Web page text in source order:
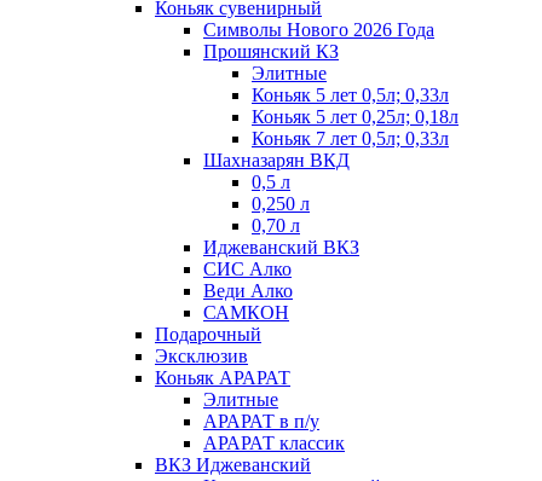
Коньяк сувенирный
Символы Нового 2026 Года
Прошянский КЗ
Элитные
Коньяк 5 лет 0,5л; 0,33л
Коньяк 5 лет 0,25л; 0,18л
Коньяк 7 лет 0,5л; 0,33л
Шахназарян ВКД
0,5 л
0,250 л
0,70 л
Иджеванский ВКЗ
СИС Алко
Веди Алко
САМКОН
Подарочный
Эксклюзив
Коньяк АРАРАТ
Элитные
АРАРАТ в п/у
АРАРАТ классик
ВКЗ Иджеванский